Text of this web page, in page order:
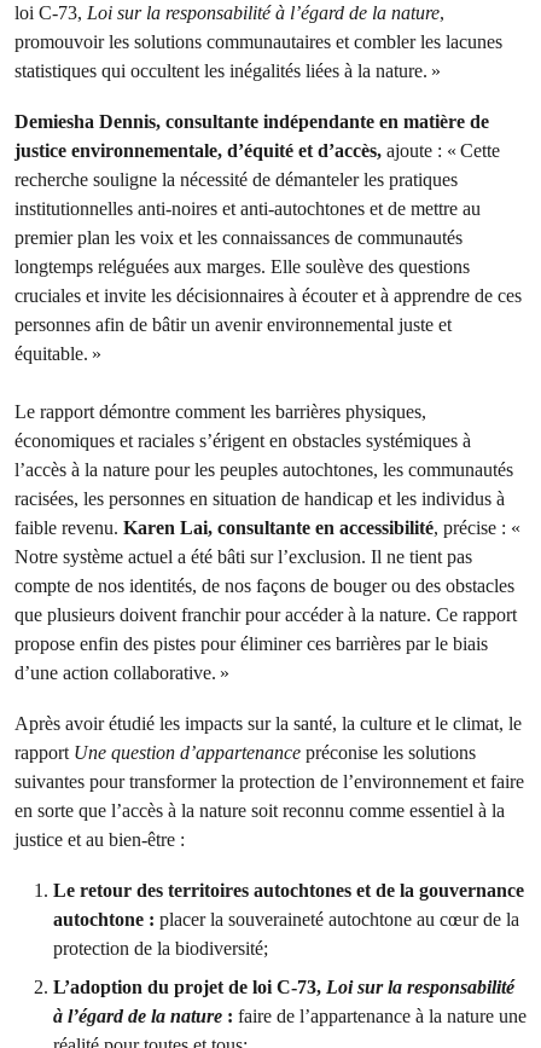
loi C-73, Loi sur la responsabilité à l’égard de la nature,
promouvoir les solutions communautaires et combler les lacunes
statistiques qui occultent les inégalités liées à la nature. »
Demiesha Dennis, consultante indépendante en matière de
justice environnementale, d’équité et d’accès, ajoute : « Cette
recherche souligne la nécessité de démanteler les pratiques
institutionnelles anti-noires et anti-autochtones et de mettre au
premier plan les voix et les connaissances de communautés
longtemps reléguées aux marges. Elle soulève des questions
cruciales et invite les décisionnaires à écouter et à apprendre de ces
personnes afin de bâtir un avenir environnemental juste et
équitable. »
Le rapport démontre comment les barrières physiques,
économiques et raciales s’érigent en obstacles systémiques à
l’accès à la nature pour les peuples autochtones, les communautés
racisées, les personnes en situation de handicap et les individus à
faible revenu. Karen Lai, consultante en accessibilité, précise : «
Notre système actuel a été bâti sur l’exclusion. Il ne tient pas
compte de nos identités, de nos façons de bouger ou des obstacles
que plusieurs doivent franchir pour accéder à la nature. Ce rapport
propose enfin des pistes pour éliminer ces barrières par le biais
d’une action collaborative. »
Après avoir étudié les impacts sur la santé, la culture et le climat, le
rapport Une question d’appartenance préconise les solutions
suivantes pour transformer la protection de l’environnement et faire
en sorte que l’accès à la nature soit reconnu comme essentiel à la
justice et au bien-être :
Le retour des territoires autochtones et de la gouvernance
autochtone : placer la souveraineté autochtone au cœur de la
protection de la biodiversité;
L’adoption du projet de loi C-73, Loi sur la responsabilité
à l’égard de la nature : faire de l’appartenance à la nature une